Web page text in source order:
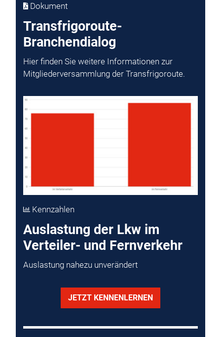
Dokument
Transfrigoroute-
Branchendialog
Hier finden Sie weitere Informationen zur
Mitgliederversammlung der Transfrigoroute.
Kennzahlen
Auslastung der Lkw im
Verteiler- und Fernverkehr
Auslastung nahezu unverändert
JETZT KENNENLERNEN